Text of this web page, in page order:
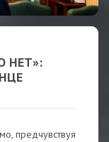
НЕТ»:
предчувствуя